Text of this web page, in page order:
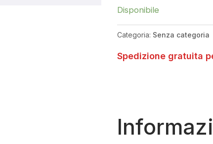
1X
REMOTE
UNDER
BAR
QUANTITÀ
Disponibile
Categoria: Senza categoria
Spedizione gratuita